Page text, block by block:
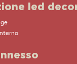
led